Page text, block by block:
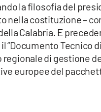
la filosofia del
costituzione –
Calabria. E
“Documento Tecnico
regionale di gestione
europee del